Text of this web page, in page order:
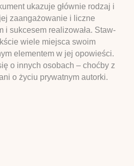
ukazuje głównie rodzaj i
zaangażowanie i liczne
i sukcesem realizowała. Staw-
wiele miejsca swoim
elementem w jej opowieści.
o innych osobach – choćby z
o życiu prywatnym autorki.